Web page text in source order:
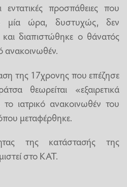
προσπάθειες που
μία ώρα, δυστυχώς, δεν
διαπιστώθηκε ο θάνατός
ανακοινωθέν.
της 17χρονης που επέζησε
θεωρείται «εξαιρετικά
ιατρικό ανακοινωθέν του
μεταφέρθηκε.
της κατάστασής της
στο ΚΑΤ.